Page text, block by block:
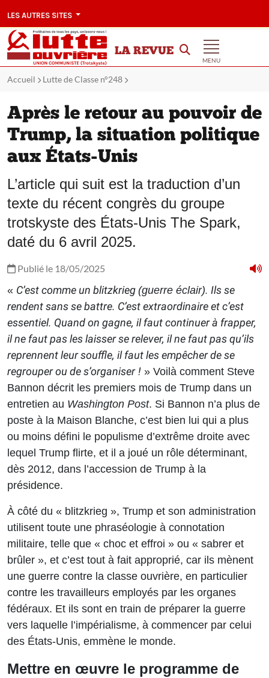
LES AUTRES SITES
LA REVUE
MENU
Accueil Lutte de Classe n°248
Après le retour au pouvoir de
Trump, la situation politique
aux États-Unis
L’article qui suit est la traduction d’un
texte du récent congrès du groupe
trotskyste des États-Unis The Spark,
daté du 6 avril 2025.
Publié le 18/05/2025
« C’est comme un blitzkrieg (guerre éclair). Ils se
rendent sans se battre. C’est extraordinaire et c’est
essentiel. Quand on gagne, il faut continuer à frapper,
il ne faut pas les laisser se relever, il ne faut pas qu’ils
reprennent leur souffle, il faut les empêcher de se
regrouper ou de s’organiser ! » Voilà comment Steve
Bannon décrit les premiers mois de Trump dans un
entretien au Washington Post. Si Bannon n’a plus de
poste à la Maison Blanche, c’est bien lui qui a plus
ou moins défini le populisme d’extrême droite avec
lequel Trump flirte, et il a joué un rôle déterminant,
dès 2012, dans l’accession de Trump à la
présidence.
À côté du « blitzkrieg », Trump et son administration
utilisent toute une phraséologie à connotation
militaire, telle que « choc et effroi » ou « sabrer et
brûler », et c’est tout à fait approprié, car ils mènent
une guerre contre la classe ouvrière, en particulier
contre les travailleurs employés par les organes
fédéraux. Et ils sont en train de préparer la guerre
vers laquelle l’impérialisme, à commencer par celui
des États-Unis, emmène le monde.
Mettre en œuvre le programme de